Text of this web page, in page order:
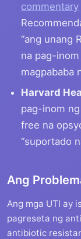
commentary
“ang unang
na pag-
magpababa
Harvard
pag-inom
free na
“suportado
Ang
Ang mga UTI ay
pagreseta ng
antibiotic